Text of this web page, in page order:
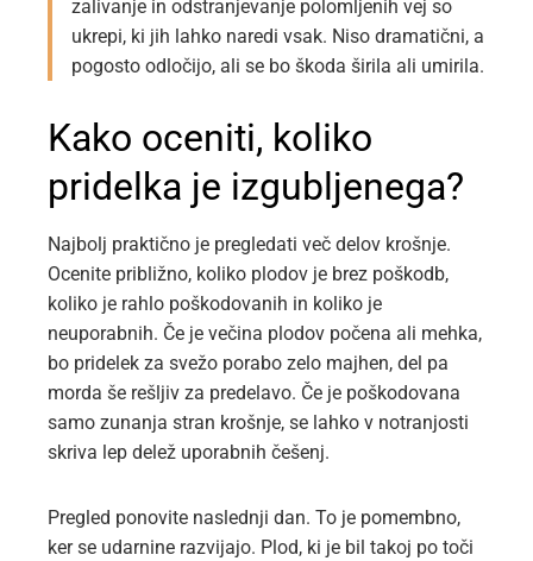
zalivanje in odstranjevanje polomljenih vej so
ukrepi, ki jih lahko naredi vsak. Niso dramatični, a
pogosto odločijo, ali se bo škoda širila ali umirila.
Kako oceniti, koliko
pridelka je izgubljenega?
Najbolj praktično je pregledati več delov krošnje.
Ocenite približno, koliko plodov je brez poškodb,
koliko je rahlo poškodovanih in koliko je
neuporabnih. Če je večina plodov počena ali mehka,
bo pridelek za svežo porabo zelo majhen, del pa
morda še rešljiv za predelavo. Če je poškodovana
samo zunanja stran krošnje, se lahko v notranjosti
skriva lep delež uporabnih češenj.
Pregled ponovite naslednji dan. To je pomembno,
ker se udarnine razvijajo. Plod, ki je bil takoj po toči